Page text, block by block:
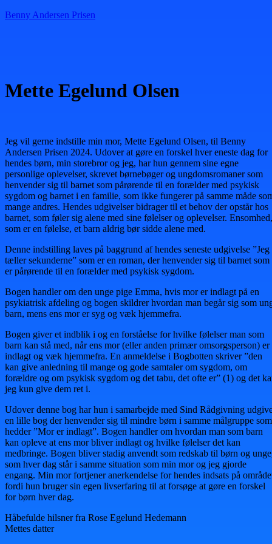
Benny Andersen Prisen
Mette Egelund Olsen
Jeg vil gerne indstille min mor, Mette Egelund Olsen, til Benny
Andersen Prisen 2024. Udover at gøre en forskel hver eneste dag for
hendes børn, min storebror og jeg, har hun gennem sine egne
personlige oplevelser, skrevet børnebøger og ungdomsromaner som
henvender sig til barnet som pårørende til en forælder med psykisk
sygdom og barnet i en familie, som ikke fungerer på samme måde
mange andres. Hendes udgivelser bidrager til et behov der opstår hos
barnet, som føler sig alene med sine følelser og oplevelser. Ensomhed,
som er en følelse, et barn aldrig bør sidde alene med.
Denne indstilling laves på baggrund af hendes seneste udgivelse ”Jeg
tæller sekunderne” som er en roman, der henvender sig til barnet som
er pårørende til en forælder med psykisk sygdom.
Bogen handler om den unge pige Emma, hvis mor er indlagt på en
psykiatrisk afdeling og bogen skildrer hvordan man begår sig som
barn, mens ens mor er syg og væk hjemmefra.
Bogen giver et indblik i og en forståelse for hvilke følelser man som
barn kan stå med, når ens mor (eller anden primær omsorgsperson) er
indlagt og væk hjemmefra. En anmeldelse i Bogbotten skriver ”den
kan give anledning til mange og gode samtaler om sygdom, om
forældre og om psykisk sygdom og det tabu, det ofte er” (1) og det
jeg kun give dem ret i.
Udover denne bog har hun i samarbejde med Sind Rådgivning
en lille bog der henvender sig til mindre børn i samme målgruppe som
hedder ”Mor er indlagt”. Bogen handler om hvordan man som barn
kan opleve at ens mor bliver indlagt og hvilke følelser det kan
medbringe. Bogen bliver stadig anvendt som redskab til børn og
som hver dag står i samme situation som min mor og jeg gjorde
engang. Min mor fortjener anerkendelse for hendes indsats på
fordi hun bruger sin egen livserfaring til at forsøge at gøre en forskel
for børn hver dag.
Håbefulde hilsner fra Rose Egelund Hedemann
Mettes datter